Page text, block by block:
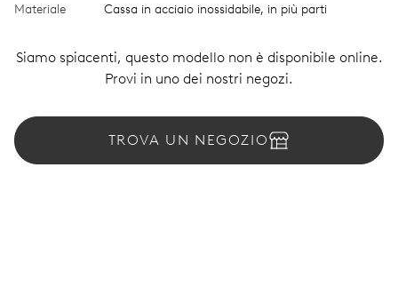
Materiale Cassa in acciaio inossidabile, in più parti
Siamo spiacenti, questo modello non è disponibile online.
Provi in uno dei nostri negozi.
TROVA UN NEGOZIO